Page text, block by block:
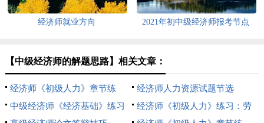
经济师就业方向 2021年初中级经济师报考节点
【中级经济师的解题思路】相关文章：
经济师《初级人力》章节练
习：劳动力市场
经济师人力资源试题节选
中级经济师《经济基础》练习
经济师《初级人力》练习：劳